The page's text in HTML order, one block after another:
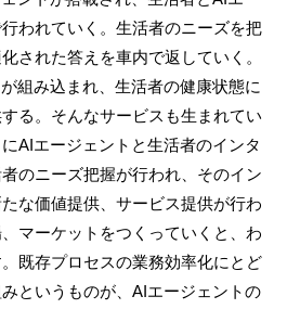
われていく。生活者のニーズを把
された答えを車内で返していく。
組み込まれ、生活者の健康状態に
る。そんなサービスも生まれてい
AIエージェントと生活者のインタ
のニーズ把握が行われ、そのイン
な価値提供、サービス提供が行わ
マーケットをつくっていくと、わ
既存プロセスの業務効率化にとど
というものが、AIエージェントの